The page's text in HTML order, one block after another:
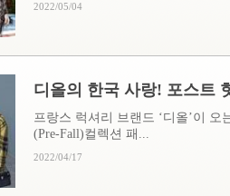
2022/05/04
디올의 한국 사랑! 포스트
프랑스 럭셔리 브랜드 ‘디올’이 오
(Pre-Fall)컬렉션 패...
2022/04/17